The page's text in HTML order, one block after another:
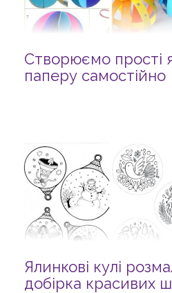
Створюємо прості
паперу самостійно
Ялинкові кулі
добірка красивих